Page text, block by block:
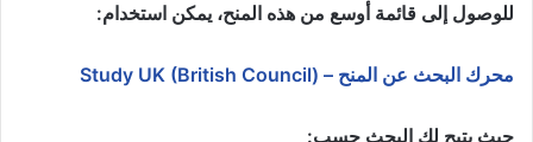
للوصول إلى قائمة أوسع من هذه المنح، يمكن استخدام:
محرك البحث عن المنح – Study UK (British Council)
حيث يتيح لك البحث حسب: